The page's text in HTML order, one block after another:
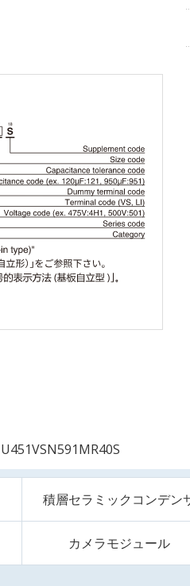
積層セラミックコンデン
カメラモジュール